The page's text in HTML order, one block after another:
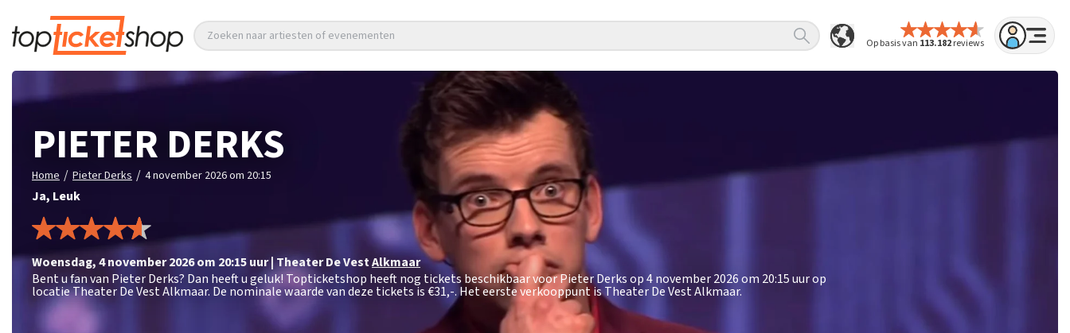
Op basis van 113.182reviews
Zoeken naar artiesten of evenementen
PIETER DERKS
Home / Pieter Derks / 4 november 2026 om 20:15
Ja, Leuk
woensdag,4 november 2026 om 20:15uur|Theater De VestAlkmaar
Bent u fan van Pieter Derks? Dan heeft u geluk! Topticketshop heeft nog tickets beschikbaar voor Pieter Derks op 4 november 2026 om 20:15 uur op
locatie Theater De Vest Alkmaar. De nominale waarde van deze tickets is€31,-. Het eerste verkooppunt is Theater De Vest Alkmaar.